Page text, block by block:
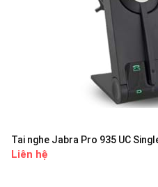
Tai nghe Jabra Pro 935 UC
Liên hệ